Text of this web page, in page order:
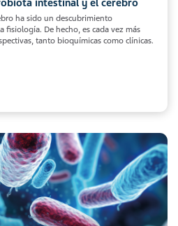
ha sido un descubrimiento
fisiología. De hecho, es cada vez más
tanto bioquímicas como clínicas.